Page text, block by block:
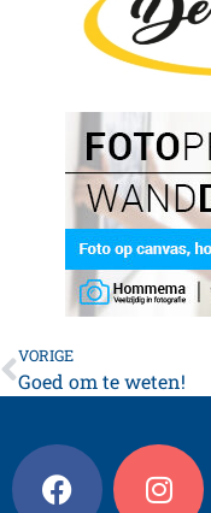
VORIGE
Goed om te weten!